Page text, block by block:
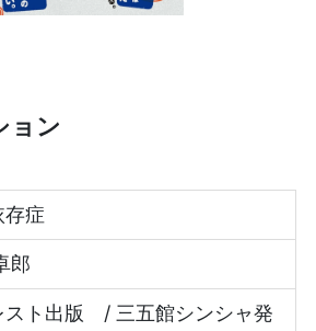
ョン
存症
郎
スト出版 / 三五館シンシャ発